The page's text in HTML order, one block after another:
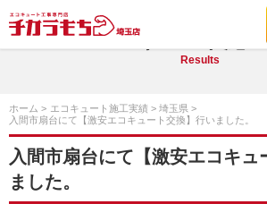
エコキュート施
Results
ホーム エコキュート施工実績
埼玉県
入間市扇台にて【激安エコキュート交換】行いました。
入間市扇台にて【激安エコキュ
ました。